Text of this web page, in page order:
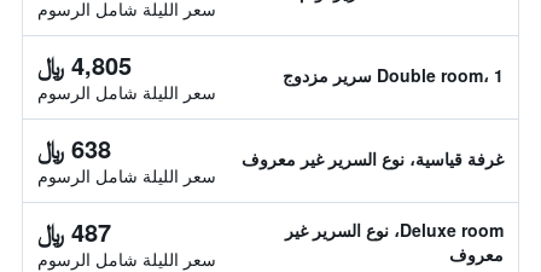
سعر الليلة شامل الرسوم
Double room، 1 سرير مزدوج 4,805 ﷼
سعر الليلة شامل الرسوم
غرفة قياسية، نوع السرير غير معروف 638 ﷼
سعر الليلة شامل الرسوم
Deluxe room، نوع السرير غير
معروف
487 ﷼
سعر الليلة شامل الرسوم